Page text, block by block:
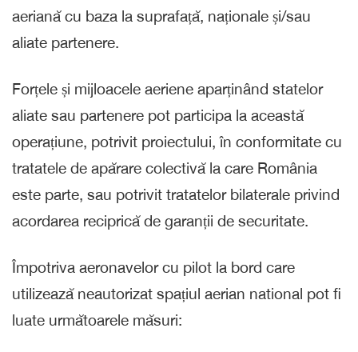
aeriană cu baza la suprafață, naționale și/sau
aliate partenere.
Forțele și mijloacele aeriene aparținând statelor
aliate sau partenere pot participa la această
operațiune, potrivit proiectului, în conformitate cu
tratatele de apărare colectivă la care România
este parte, sau potrivit tratatelor bilaterale privind
acordarea reciprică de garanții de securitate.
Împotriva aeronavelor cu pilot la bord care
utilizează neautorizat spațiul aerian national pot fi
luate următoarele măsuri: